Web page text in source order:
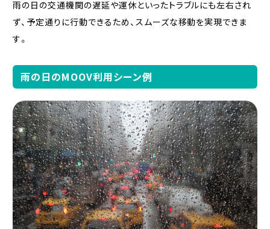
雨の日の交通機関の遅延や運休といったトラブルにも左右され
ず、予定通りに行動できるため、スムーズな移動を実現できま
す。
雨の日のMOOV利用シーン例